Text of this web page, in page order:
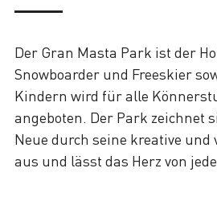
Der Gran Masta Park ist der
Snowboarder und Freeskier
Kindern wird für alle
angeboten. Der Park zeichnet
Neue durch seine kreative und
aus und lässt das Herz von